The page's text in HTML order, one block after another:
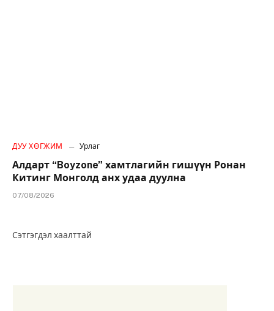
ДУУ ХӨГЖИМ Урлаг
Алдарт “Boyzone” хамтлагийн гишүүн Ронан
Китинг Монголд анх удаа дуулна
07/08/2026
Сэтгэгдэл хаалттай